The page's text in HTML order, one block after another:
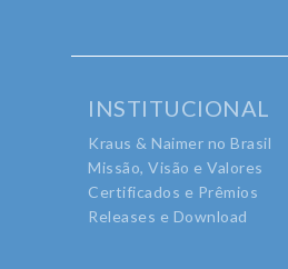
INSTITUCIONAL
Kraus & Naimer no Brasil
Missão, Visão e Valores
Certificados e Prêmios
Releases e Download